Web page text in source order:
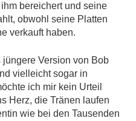
bereichert und seine
obwohl seine Platten
verkauft haben.
Version von Bob
vielleicht sogar in
ich mir kein Urteil
Herz, die Tränen laufen
wie bei den Tausenden